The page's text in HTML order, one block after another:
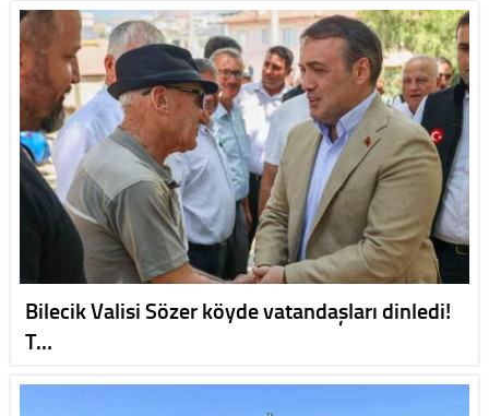
Bilecik Valisi Sözer köyde vatandaşları dinledi!
T…